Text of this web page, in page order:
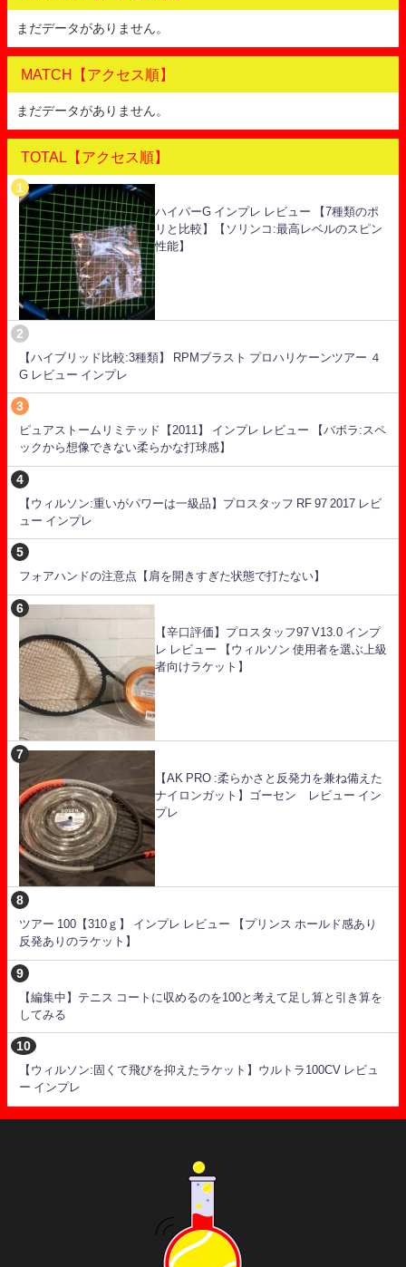
まだデータがありません。
MATCH【アクセス順】
まだデータがありません。
TOTAL【アクセス順】
ハイパーG インプレ レビュー 【7種類のポ
リと比較】【ソリンコ:最高レベルのスピン
性能】
【ハイブリッド比較:3種類】 RPMブラスト プロハリケーンツアー ４
G レビュー インプレ
ピュアストームリミテッド【2011】 インプレ レビュー 【バボラ:スペ
ックから想像できない柔らかな打球感】
【ウィルソン:重いがパワーは一級品】プロスタッフ RF 97 2017 レビ
ュー インプレ
フォアハンドの注意点【肩を開きすぎた状態で打たない】
【辛口評価】プロスタッフ97 V13.0 インプ
レ レビュー 【ウィルソン 使用者を選ぶ上級
者向けラケット】
【AK PRO :柔らかさと反発力を兼ね備えた
ナイロンガット】ゴーセン レビュー イン
プレ
ツアー 100【310ｇ】 インプレ レビュー 【プリンス ホールド感あり
反発ありのラケット】
【編集中】テニス コートに収めるのを100と考えて足し算と引き算を
してみる
【ウィルソン:固くて飛びを抑えたラケット】ウルトラ100CV レビュ
ー インプレ